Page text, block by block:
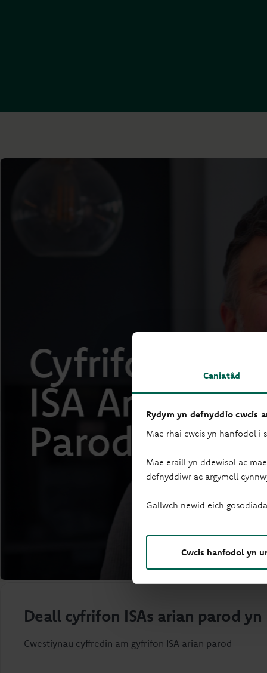
Caniatâd
Rydym yn defnyddio cwcis
Mae rhai cwcis yn hanfodol i
Mae eraill yn ddewisol ac
defnyddiwr ac argymell
Gallwch newid eich
Cwcis hanfodol yn
Deall cyfrifon ISAs arian parod
Cwestiynau cyffredin am gyfrifon ISA arian parod